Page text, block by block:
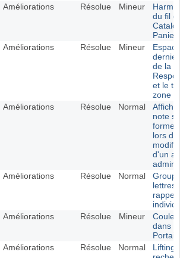
Améliorations Résolue Mineur
du fil
Améliorations Résolue Mineur
de la
et le
zone
Améliorations Résolue Normal
note
forme
lors de
d'un
Améliorations Résolue Normal
lettres
rappel
Améliorations Résolue Mineur
dans
Portail
Améliorations Résolue Normal
Lifting